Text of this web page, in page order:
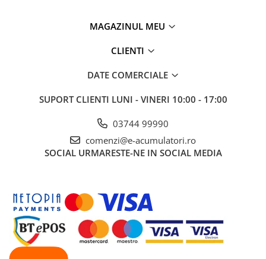
MAGAZINUL MEU
CLIENTI
DATE COMERCIALE
SUPORT CLIENTI LUNI - VINERI 10:00 - 17:00
03744 99990
comenzi@e-acumulatori.ro
SOCIAL URMARESTE-NE IN SOCIAL MEDIA